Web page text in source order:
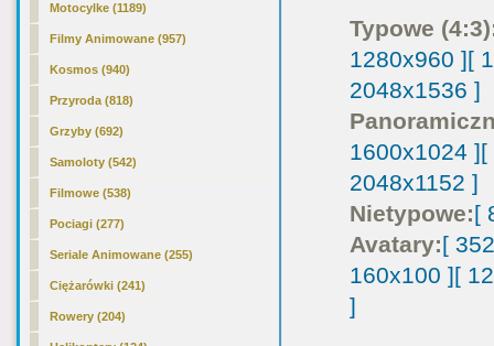
Motocylke (1189)
Filmy Animowane (957)
Kosmos (940)
Przyroda (818)
Grzyby (692)
Samoloty (542)
Filmowe (538)
Pociagi (277)
Seriale Animowane (255)
Ciężarówki (241)
Rowery (204)
Typowe
1280x960 ][
2048x1536 ]
1600x1024 ][
2048x1152 ]
Nietypowe:[
Avatary:[
160x100 ][
]